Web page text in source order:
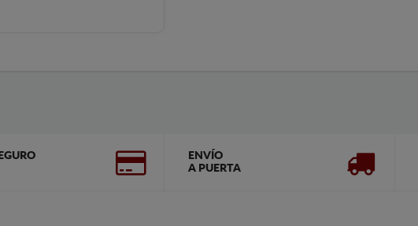
ENVÍO
A PUERTA